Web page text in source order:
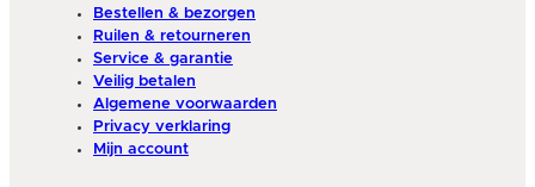
Bestellen & bezorgen
Ruilen & retourneren
Service & garantie
Veilig betalen
Algemene voorwaarden
Privacy verklaring
Mijn account